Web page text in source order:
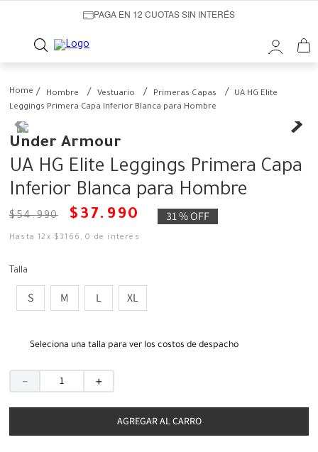
PAGA EN 12 CUOTAS SIN INTERÉS
Hombre Vestuario Primeras Capas
UA HG Elite
Leggings Primera Capa Inferior Blanca para Hombre
Under Armour
UA HG Elite Leggings Primera Capa
Inferior Blanca para Hombre
$54.990 $ 37. 990 31 %OFF
Hasta12 x $ 3166 ,0 de interés
Talla
S M L XL
Seleciona una talla para ver los costos de despacho
＋
－
AGREGAR AL CARRO